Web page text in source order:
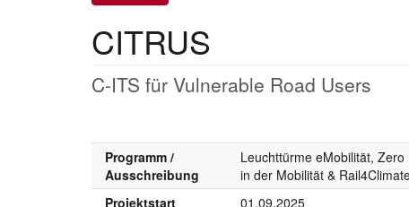
CITRUS
C-ITS für Vulnerable Road Users
Programm /
Ausschreibung
Leuchttürme eMobilität,
in der Mobilität &
Projektstart 01.09.2025